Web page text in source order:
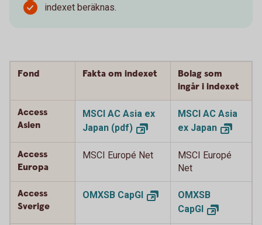
indexet beräknas.
Fond Fakta om indexet
Bolag som
ingår i indexet
Access
Asien
MSCI AC Asia ex
Japan (pdf)
MSCI AC Asia
ex Japan
Access
Europa
MSCI Europé Net
MSCI Europé
Net
Access
Sverige
OMXSB CapGI
OMXSB
CapGI